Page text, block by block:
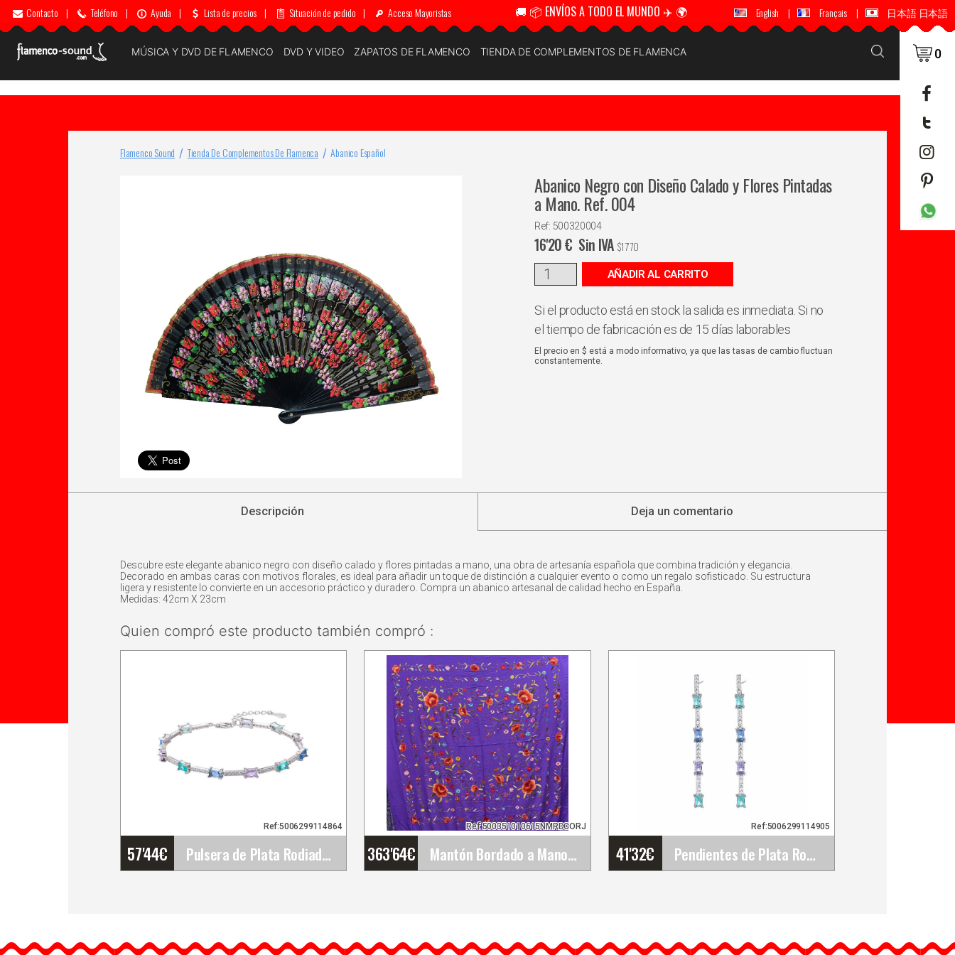
Contacto | Teléfono | Ayuda | Lista de precios | Situación de pedido | Acceso Mayoristas 🚚 📦 ENVÍOS A TODO EL MUNDO ✈️ 🌍 🚚 📦 ENVÍOS A TODO EL MUNDO ✈️ 🌍
English | Français | 日本語 日本語
MÚSICA Y DVD DE FLAMENCO DVD Y VIDEO ZAPATOS DE FLAMENCO TIENDA DE COMPLEMENTOS DE FLAMENCA 0
Flamenco Sound Tienda De Complementos De Flamenca Abanico Español
Abanico Negro con Diseño Calado y Flores Pintadas
a Mano. Ref. 004
Ref: 500320004
16'20€ Sin IVA $17'70
AÑADIR AL CARRITO
Si el producto está en stock la salida es inmediata. Si no
el tiempo de fabricación es de 15 días laborables
El precio en $ está a modo informativo, ya que las tasas de cambio fluctuan
constantemente.
Descripción Deja un comentario
Descubre este elegante abanico negro con diseño calado y flores pintadas a mano, una obra de artesanía española que combina tradición y elegancia.
Decorado en ambas caras con motivos florales, es ideal para añadir un toque de distinción a cualquier evento o como un regalo sofisticado. Su estructura
ligera y resistente lo convierte en un accesorio práctico y duradero. Compra un abanico artesanal de calidad hecho en España.
Medidas: 42cm X 23cm
Quien compró este producto también compró :
57'44€ Pulsera de Plata Rodiada con Piedras rectangulares&hellip;
Ref:5006299114864
de colores
363'64€ Mantón Bordado a Mano en Seda Natural. Ref.&hellip;
Ref:500351010615NMRDCORJ
1010615NMRDCORJ
41'32€ Pendientes de Plata Rodiada Piedras Rectangulares&hellip;
Ref:5006299114905
Rectangulares de Colores